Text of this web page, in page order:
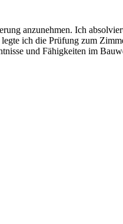
anzunehmen. Ich
ich die Prüfung zum
und Fähigkeiten im